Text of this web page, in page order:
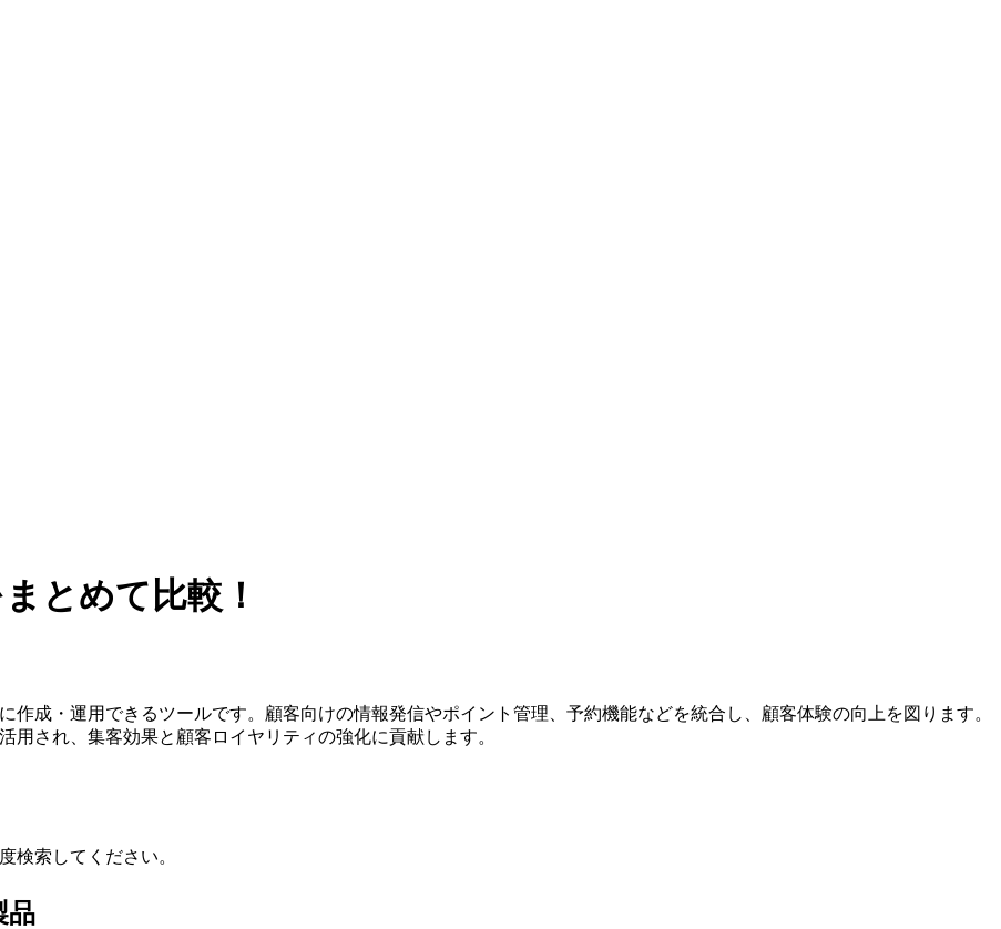
とめて比較！
成・運用できるツールです。顧客向けの情報発信やポイント管理、予約機能などを統合し、顧客体験の向上を図ります。
され、集客効果と顧客ロイヤリティの強化に貢献します。
検索してください。
品